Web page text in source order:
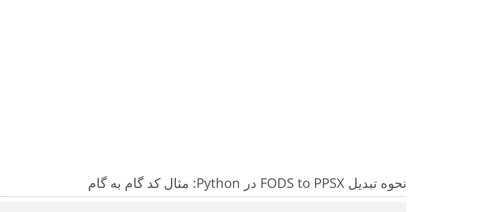
نحوه تبدیل FODS to PPSX در Python: مثال کد گام به گام